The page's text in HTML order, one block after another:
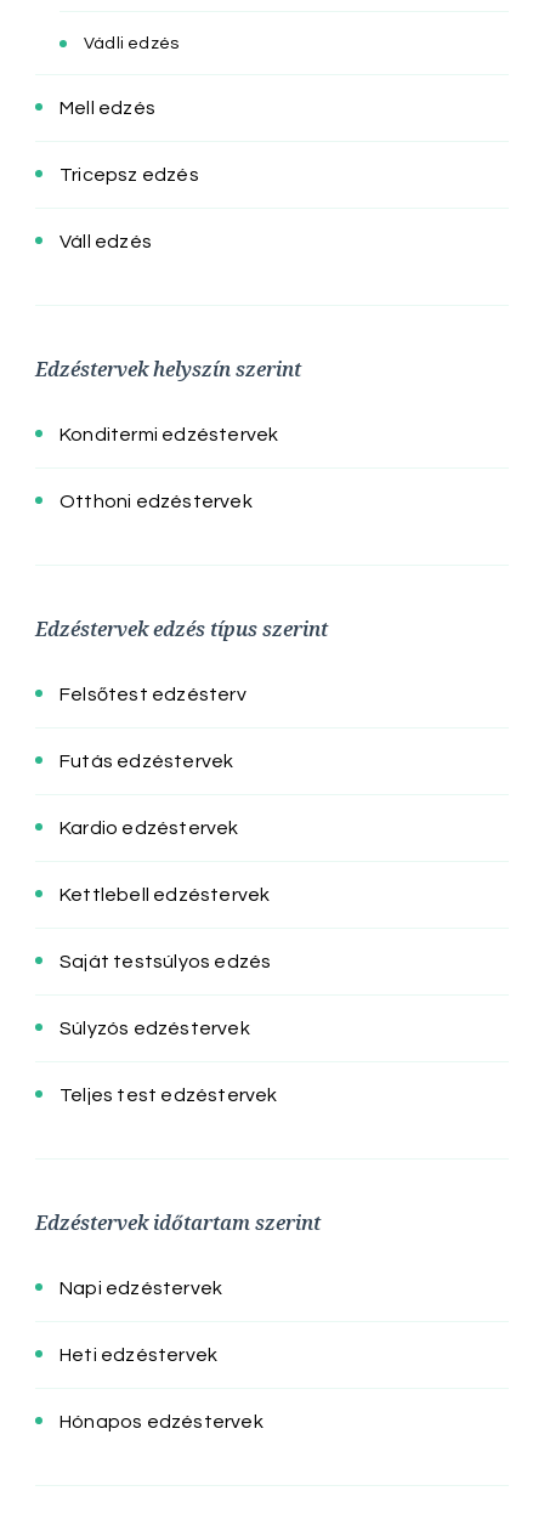
Vádli edzés
Mell edzés
Tricepsz edzés
Váll edzés
Edzéstervek helyszín szerint
Konditermi edzéstervek
Otthoni edzéstervek
Edzéstervek edzés típus szerint
Felsőtest edzésterv
Futás edzéstervek
Kardio edzéstervek
Kettlebell edzéstervek
Saját testsúlyos edzés
Súlyzós edzéstervek
Teljes test edzéstervek
Edzéstervek időtartam szerint
Napi edzéstervek
Heti edzéstervek
Hónapos edzéstervek